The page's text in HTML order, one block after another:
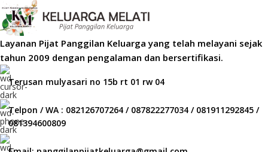
Layanan Pijat Panggilan Keluarga yang telah melayani sejak
tahun 2009 dengan pengalaman dan bersertifikasi.
Terusan mulyasari no 15b rt 01 rw 04
Telpon / WA : 082126707264 / 087822277034 / 081911292845 /
081394600809